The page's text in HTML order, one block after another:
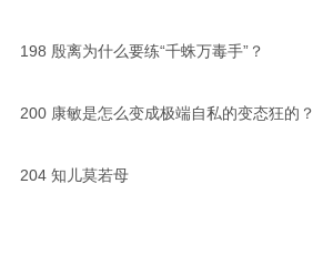
198 殷离为什么要练“千蛛万毒手”？
200 康敏是怎么变成极端自私的变态狂的？
204 知儿莫若母